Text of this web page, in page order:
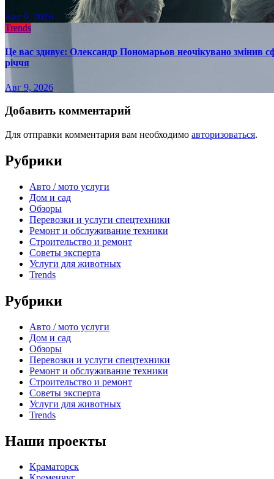
Авг 9, 2026
Trends
Це вас здивує: Олександр Пономарьов неочікувано змінив
річчя
Авг 9, 2026
Добавить комментарий
Для отправки комментария вам необходимо авторизоваться.
Рубрики
Авто / мото услуги
Дом и сад
Обзоры
Перевозки и услуги спецтехники
Ремонт и обслуживание техники
Строительство и ремонт
Советы эксперта
Услуги для животных
Trends
Рубрики
Авто / мото услуги
Дом и сад
Обзоры
Перевозки и услуги спецтехники
Ремонт и обслуживание техники
Строительство и ремонт
Советы эксперта
Услуги для животных
Trends
Наши проекты
Краматорск